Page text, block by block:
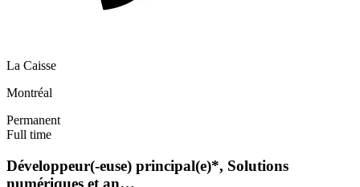
La Caisse
Montréal
Permanent
Full time
Développeur(-euse) principal(e)*, Solutions
numériques et an…